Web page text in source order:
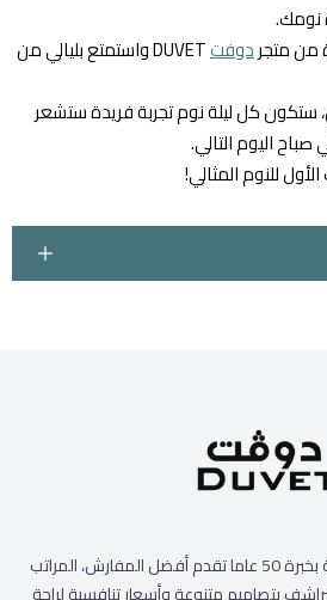
نومك.
من متجردوفت
DUVET واستمتع بليالي من
كل ليلة نوم تجربة فريدة ستشعر
اليوم التالي.
للنوم المثالي!
مفارش دوفت علامة تجارية بخبرة 50 عاما تقدم أفضل المفارش، المراتب